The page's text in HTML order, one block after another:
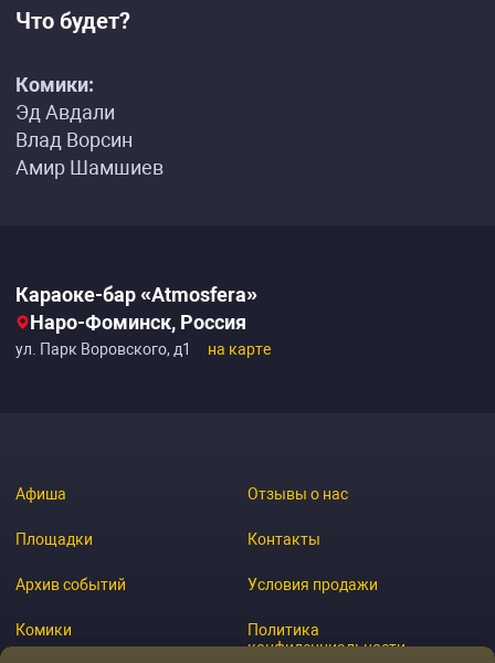
Что будет?
Комики:
Эд Авдали
Влад Ворсин
Амир Шамшиев
Караоке-бар «Atmosfera»‎
Наро-Фоминск, Россия
ул. Парк Воровского, д1 на карте
Афиша
Площадки
Архив событий
Комики
Отзывы о нас
Контакты
Условия продажи
Политика
конфиденциальности